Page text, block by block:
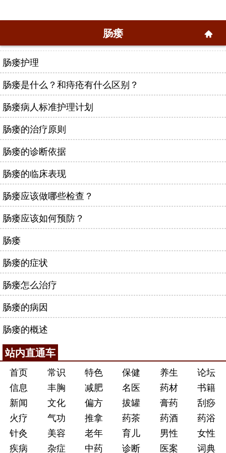
肠瘘
肠瘘护理
肠瘘是什么？和痔疮有什么区别？
肠瘘病人标准护理计划
肠瘘的治疗原则
肠瘘的诊断依据
肠瘘的临床表现
肠瘘应该做哪些检查？
肠瘘应该如何预防？
肠瘘
肠瘘的症状
肠瘘怎么治疗
肠瘘的病因
肠瘘的概述
站内直通车
首页 常识 特色 保健 养生
论坛
信息
丰胸 减肥 名医 药材
书籍
新闻
文化 偏方 拔罐 膏药
刮痧
火疗
气功 推拿 药茶 药酒
药浴
针灸
美容 老年 育儿 男性
女性
疾病
杂症 中药 诊断 医案 词典